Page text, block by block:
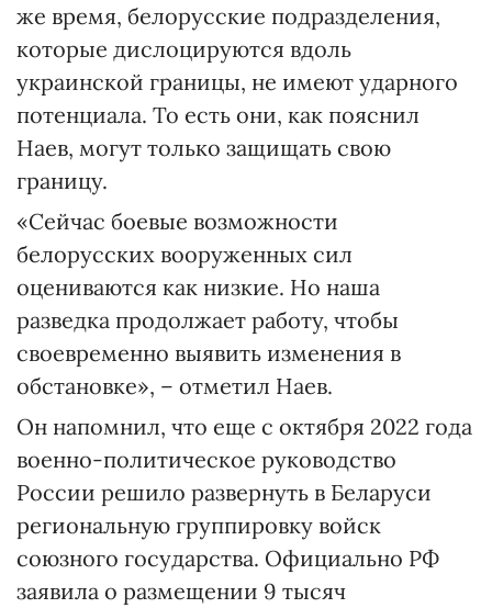
же время, белорусские подразделения,
которые дислоцируются вдоль
украинской границы, не имеют ударного
потенциала. То есть они, как пояснил
Наев, могут только защищать свою
границу.
«Сейчас боевые возможности
белорусских вооруженных сил
оцениваются как низкие. Но наша
разведка продолжает работу, чтобы
своевременно выявить изменения в
обстановке», – отметил Наев.
Он напомнил, что еще с октября 2022 года
военно-политическое руководство
России решило развернуть в Беларуси
региональную группировку войск
союзного государства. Официально РФ
заявила о размещении 9 тысяч